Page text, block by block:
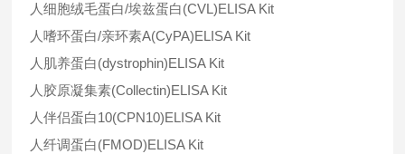
人细胞绒毛蛋白/埃兹蛋白(CVL)ELISA Kit
人嗜环蛋白/亲环素A(CyPA)ELISA Kit
人肌养蛋白(dystrophin)ELISA Kit
人胶原凝集素(Collectin)ELISA Kit
人伴侣蛋白10(CPN10)ELISA Kit
人纤调蛋白(FMOD)ELISA Kit